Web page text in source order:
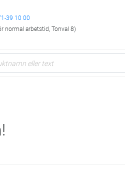
39 10 00
normal arbetstid, Tonval 8)